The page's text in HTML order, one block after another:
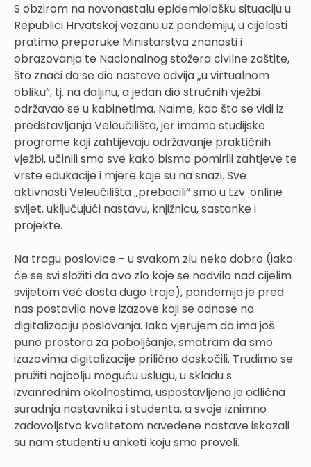
S obzirom na novonastalu epidemiološku situaciju u
Republici Hrvatskoj vezanu uz pandemiju, u cijelosti
pratimo preporuke Ministarstva znanosti i
obrazovanja te Nacionalnog stožera civilne zaštite,
što znači da se dio nastave odvija „u virtualnom
obliku“, tj. na daljinu, a jedan dio stručnih vježbi
održavao se u kabinetima. Naime, kao što se vidi iz
predstavljanja Veleučilišta, jer imamo studijske
programe koji zahtijevaju održavanje praktičnih
vježbi, učinili smo sve kako bismo pomirili zahtjeve te
vrste edukacije i mjere koje su na snazi. Sve
aktivnosti Veleučilišta „prebacili“ smo u tzv. online
svijet, uključujući nastavu, knjižnicu, sastanke i
projekte.
Na tragu poslovice - u svakom zlu neko dobro (iako
će se svi složiti da ovo zlo koje se nadvilo nad cijelim
svijetom već dosta dugo traje), pandemija je pred
nas postavila nove izazove koji se odnose na
digitalizaciju poslovanja. Iako vjerujem da ima još
puno prostora za poboljšanje, smatram da smo
izazovima digitalizacije prilično doskočili. Trudimo se
pružiti najbolju moguću uslugu, u skladu s
izvanrednim okolnostima, uspostavljena je odlična
suradnja nastavnika i studenta, a svoje iznimno
zadovoljstvo kvalitetom navedene nastave iskazali
su nam studenti u anketi koju smo proveli.